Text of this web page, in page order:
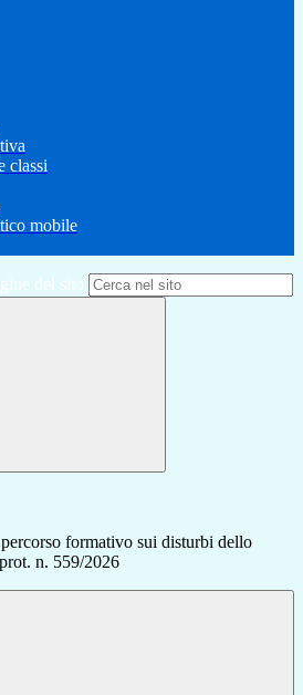
classi
mobile
del sito
formativo sui disturbi dello
n. 559/2026